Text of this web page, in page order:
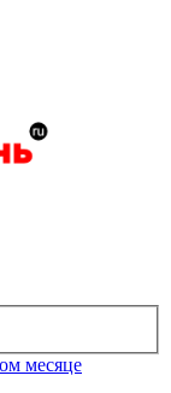
месяце